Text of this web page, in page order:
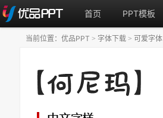
首页 PPT模板
当前位置： 优品PPT > 字体下载 > 可爱字体